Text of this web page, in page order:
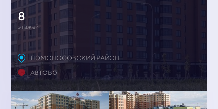
8
этажей
ЛОМОНОСОВСКИЙ РАЙОН
АВТОВО